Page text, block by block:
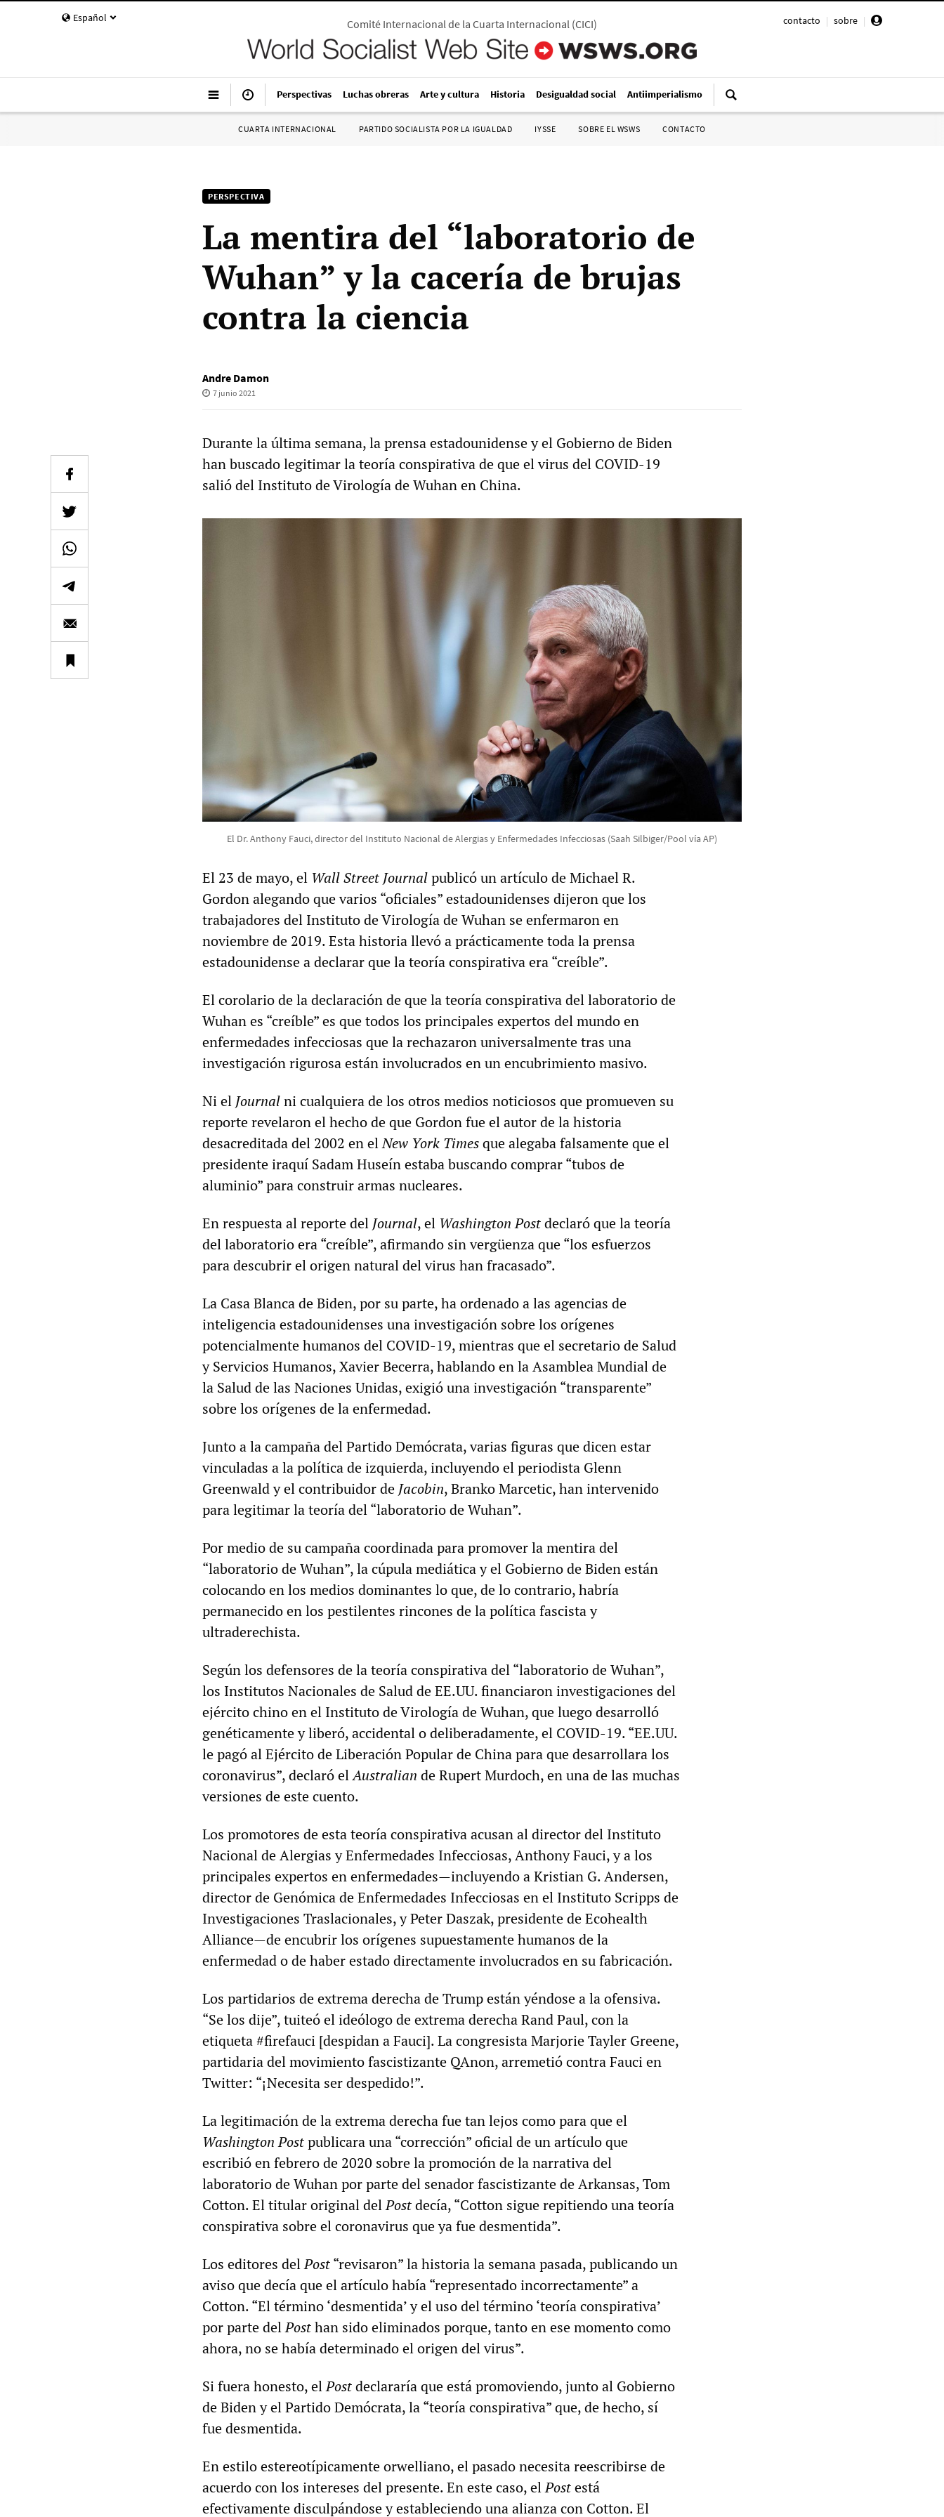
Español contacto | sobre |
Comité Internacional de la Cuarta Internacional (CICI)
Perspectivas Luchas obreras Arte y cultura Historia Desigualdad social Antiimperialismo
CUARTA INTERNACIONAL PARTIDO SOCIALISTA POR LA IGUALDAD IYSSE SOBRE EL WSWS CONTACTO
PERSPECTIVA
La mentira del “laboratorio de
Wuhan” y la cacería de brujas
contra la ciencia
Andre Damon
7 junio 2021
Durante la última semana, la prensa estadounidense y el Gobierno de Biden
han buscado legitimar la teoría conspirativa de que el virus del COVID-19
salió del Instituto de Virología de Wuhan en China.
El Dr. Anthony Fauci, director del Instituto Nacional de Alergias y Enfermedades Infecciosas (Saah Silbiger/Pool vía AP)
El 23 de mayo, el Wall Street Journalpublicó un artículo de Michael R.
Gordon alegando que varios “oficiales” estadounidenses dijeron que los
trabajadores del Instituto de Virología de Wuhan se enfermaron en
noviembre de 2019. Esta historia llevó a prácticamente toda la prensa
estadounidense a declarar que la teoría conspirativa era “creíble”.
El corolario de la declaración de que la teoría conspirativa del laboratorio de
Wuhan es “creíble” es que todos los principales expertos del mundo en
enfermedades infecciosas que la rechazaron universalmente tras una
investigación rigurosa están involucrados en un encubrimiento masivo.
Ni el Journalni cualquiera de los otros medios noticiosos que promueven su
reporte revelaron el hecho de que Gordon fue el autor de la historia
desacreditada del 2002 en elNew York Timesque alegaba falsamente que el
presidente iraquí Sadam Huseín estaba buscando comprar “tubos de
aluminio” para construir armas nucleares.
En respuesta al reporte del Journal, el Washington Postdeclaró que la teoría
del laboratorio era “creíble”, afirmando sin vergüenza que “los esfuerzos
para descubrir el origen natural del virus han fracasado”.
La Casa Blanca de Biden, por su parte, ha ordenado a las agencias de
inteligencia estadounidenses una investigación sobre los orígenes
potencialmente humanos del COVID-19, mientras que el secretario de Salud
y Servicios Humanos, Xavier Becerra, hablando en la Asamblea Mundial de
la Salud de las Naciones Unidas, exigió una investigación “transparente”
sobre los orígenes de la enfermedad.
Junto a la campaña del Partido Demócrata, varias figuras que dicen estar
vinculadas a la política de izquierda, incluyendo el periodista Glenn
Greenwald y el contribuidor de Jacobin, Branko Marcetic, han intervenido
para legitimar la teoría del “laboratorio de Wuhan”.
Por medio de su campaña coordinada para promover la mentira del
“laboratorio de Wuhan”, la cúpula mediática y el Gobierno de Biden están
colocando en los medios dominantes lo que, de lo contrario, habría
permanecido en los pestilentes rincones de la política fascista y
ultraderechista.
Según los defensores de la teoría conspirativa del “laboratorio de Wuhan”,
los Institutos Nacionales de Salud de EE.UU. financiaron investigaciones del
ejército chino en el Instituto de Virología de Wuhan, que luego desarrolló
genéticamente y liberó, accidental o deliberadamente, el COVID-19. “EE.UU.
le pagó al Ejército de Liberación Popular de China para que desarrollara los
coronavirus”, declaró elAustralian de Rupert Murdoch, en una de las muchas
versiones de este cuento.
Los promotores de esta teoría conspirativa acusan al director del Instituto
Nacional de Alergias y Enfermedades Infecciosas, Anthony Fauci, y a los
principales expertos en enfermedades—incluyendo a Kristian G. Andersen,
director de Genómica de Enfermedades Infecciosas en el Instituto Scripps de
Investigaciones Traslacionales, y Peter Daszak, presidente de Ecohealth
Alliance—de encubrir los orígenes supuestamente humanos de la
enfermedad o de haber estado directamente involucrados en su fabricación.
Los partidarios de extrema derecha de Trump están yéndose a la ofensiva.
“Se los dije”, tuiteó el ideólogo de extrema derecha Rand Paul, con la
etiqueta #firefauci [despidan a Fauci]. La congresista Marjorie Tayler Greene,
partidaria del movimiento fascistizante QAnon, arremetió contra Fauci en
Twitter: “¡Necesita ser despedido!”.
La legitimación de la extrema derecha fue tan lejos como para que el
Washington Postpublicara una “corrección” oficial de un artículo que
escribió en febrero de 2020 sobre la promoción de la narrativa del
laboratorio de Wuhan por parte del senador fascistizante de Arkansas, Tom
Cotton. El titular original delPostdecía, “Cotton sigue repitiendo una teoría
conspirativa sobre el coronavirus que ya fue desmentida”.
Los editores delPost“revisaron” la historia la semana pasada, publicando un
aviso que decía que el artículo había “representado incorrectamente” a
Cotton. “El término ‘desmentida’ y el uso del término ‘teoría conspirativa’
por parte delPosthan sido eliminados porque, tanto en ese momento como
ahora, no se había determinado el origen del virus”.
Si fuera honesto, elPostdeclararía que está promoviendo, junto al Gobierno
de Biden y el Partido Demócrata, la “teoría conspirativa” que, de hecho, sí
fue desmentida.
En estilo estereotípicamente orwelliano, el pasado necesita reescribirse de
acuerdo con los intereses del presente. En este caso, elPostestá
efectivamente disculpándose y estableciendo una alianza con Cotton. El